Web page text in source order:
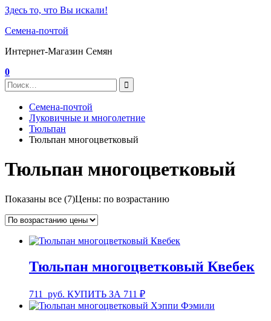
Здесь то, что Вы искали!
Семена-почтой
Интернет-Магазин Семян
0
Семена-почтой
Луковичные и многолетние
Тюльпан
Тюльпан многоцветковый
Тюльпан многоцветковый
Показаны все (7)Цены: по возрастанию
Тюльпан многоцветковый Квебек
711 руб. КУПИТЬ ЗА 711 ₽